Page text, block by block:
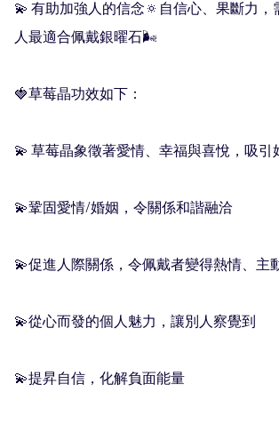
💫 有助加強人的信念🔅自信心、果斷力，
人最適合佩戴銀曜石🌬
🍓草莓晶功效如下：
💫 草莓晶象徵著愛情、幸福與喜悅，吸
💫鞏固愛情/婚姻，令關係和諧融洽
💫促進人際關係，令佩戴者變得熱情、主
💫從心而發的個人魅力，讓別人察覺到
💫提昇自信，化解負面能量